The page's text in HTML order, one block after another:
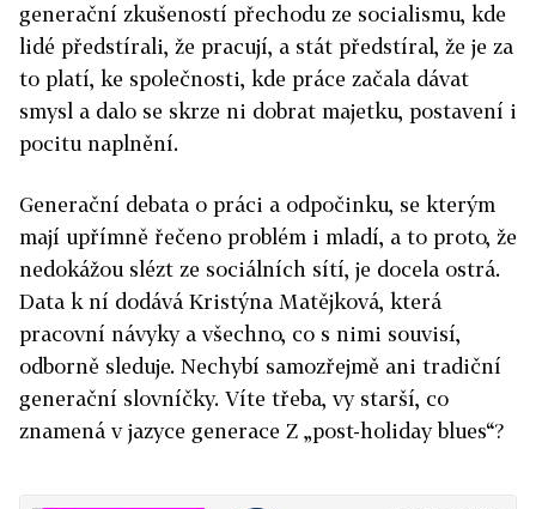
generační zkušeností přechodu ze socialismu, kde
lidé předstírali, že pracují, a stát předstíral, že je za
to platí, ke společnosti, kde práce začala dávat
smysl a dalo se skrze ni dobrat majetku, postavení i
pocitu naplnění.
Generační debata o práci a odpočinku, se kterým
mají upřímně řečeno problém i mladí, a to proto, že
nedokážou slézt ze sociálních sítí, je docela ostrá.
Data k ní dodává Kristýna Matějková, která
pracovní návyky a všechno, co s nimi souvisí,
odborně sleduje. Nechybí samozřejmě ani tradiční
generační slovníčky. Víte třeba, vy starší, co
znamená v jazyce generace Z „post-holiday blues“?